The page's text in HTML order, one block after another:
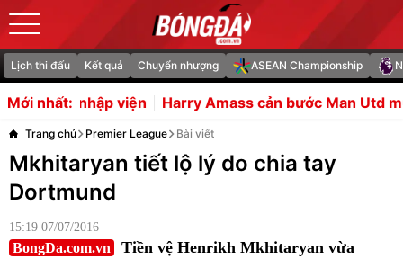
Lịch thi đấu Kết quả Chuyển nhượng ASEAN Championship
Mới nhất:
Harry Amass cản bước Man Utd mua Lewis Hall
Trang chủ Premier League Bài viết
Mkhitaryan tiết lộ lý do chia tay
Dortmund
15:19 07/07/2016
BongDa.com.vn
Tiền vệ Henrikh Mkhitaryan vừa